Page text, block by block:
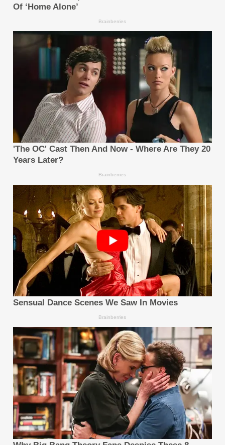
ที่มา :ซิชั่น พีอาร์ นิวส์ไวร์ - GEELY คว้าสามโพเดียมใน
การแข่งขัน FIA TCR ที่สนาม Paul Ricard ตอกย้ำแรง
ขับเคลื่อนในการขยายธุรกิจเข้าสู่ตลาดยุโรป
http://www.prnasia.com/asia-
story/archive/5000056_TH00056_10